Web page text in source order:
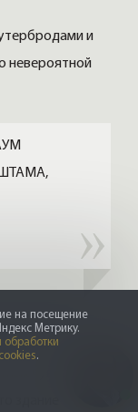
и
невероятной
романтики и
не только
чувств,
на посещение
Метрику.
обработки
.